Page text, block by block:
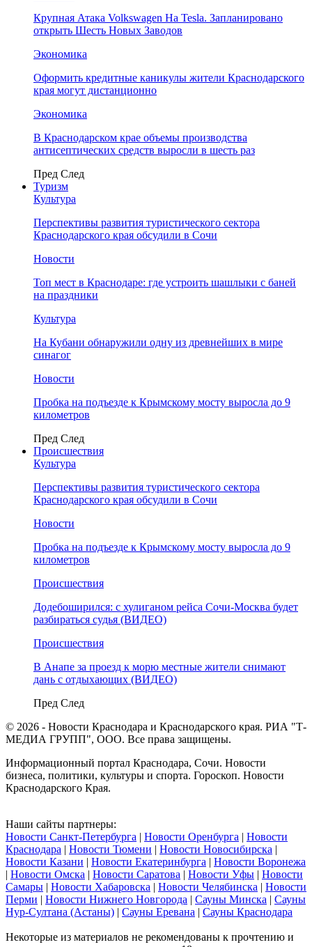
Крупная Атака Volkswagen На Tesla. Запланировано
открыть Шесть Новых Заводов
Экономика
Оформить кредитные каникулы жители Краснодарского
края могут дистанционно
Экономика
В Краснодарском крае объемы производства
антисептических средств выросли в шесть раз
Пред След
Туризм
Культура
Перспективы развития туристического сектора
Краснодарского края обсудили в Сочи
Новости
Топ мест в Краснодаре: где устроить шашлыки с баней
на праздники
Культура
На Кубани обнаружили одну из древнейших в мире
синагог
Новости
Пробка на подъезде к Крымскому мосту выросла до 9
километров
Пред След
Происшествия
Культура
Перспективы развития туристического сектора
Краснодарского края обсудили в Сочи
Новости
Пробка на подъезде к Крымскому мосту выросла до 9
километров
Происшествия
Додебоширился: с хулиганом рейса Сочи-Москва будет
разбираться судья (ВИДЕО)
Происшествия
В Анапе за проезд к морю местные жители снимают
дань с отдыхающих (ВИДЕО)
Пред След
© 2026 - Новости Краснодара и Краснодарского края. РИА "Т-
МЕДИА ГРУПП", ООО. Все права защищены.
Информационный портал Краснодара, Сочи. Новости
бизнеса, политики, культуры и спорта. Гороскоп. Новости
Краснодарского Края.
Наши сайты партнеры:
Новости Санкт-Петербурга | Новости Оренбурга | Новости
Краснодара | Новости Тюмени | Новости Новосибирска |
Новости Казани | Новости Екатеринбурга | Новости Воронежа
| Новости Омска | Новости Саратова | Новости Уфы | Новости
Самары | Новости Хабаровска | Новости Челябинска | Новости
Перми | Новости Нижнего Новгорода | Сауны Минска | Сауны
Нур-Султана (Астаны) | Сауны Еревана | Сауны Краснодара
Некоторые из материалов не рекомендованы к прочтению и